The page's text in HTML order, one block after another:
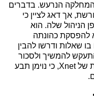
המחלקה הנרעש. בדברים
אך דאג לציין כי
הניהול שלה. הוא
כהונתה
שאלות ודרשו להבין
להמשיך ולסכור
את פיו. מרצים סיפרו לערוץ האדריכלות של Xnet, כי נוימן תבע